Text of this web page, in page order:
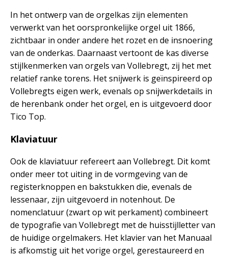
In het ontwerp van de orgelkas zijn elementen
verwerkt van het oorspronkelijke orgel uit 1866,
zichtbaar in onder andere het rozet en de insnoering
van de onderkas. Daarnaast vertoont de kas diverse
stijlkenmerken van orgels van Vollebregt, zij het met
relatief ranke torens. Het snijwerk is geïnspireerd op
Vollebregts eigen werk, evenals op snijwerkdetails in
de herenbank onder het orgel, en is uitgevoerd door
Tico Top.
Klaviatuur
Ook de klaviatuur refereert aan Vollebregt. Dit komt
onder meer tot uiting in de vormgeving van de
registerknoppen en bakstukken die, evenals de
lessenaar, zijn uitgevoerd in notenhout. De
nomenclatuur (zwart op wit perkament) combineert
de typografie van Vollebregt met de huisstijlletter van
de huidige orgelmakers. Het klavier van het Manuaal
is afkomstig uit het vorige orgel, gerestaureerd en